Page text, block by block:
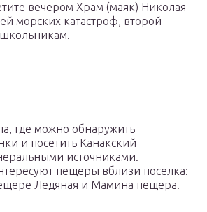
вечером Храм (маяк) Николая
морских катастроф, второй
где можно обнаружить
и посетить Канакский
источниками.
пещеры вблизи поселка:
Ледяная и Мамина пещера.